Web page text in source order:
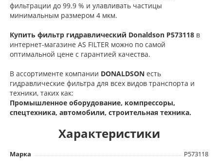
фильтрации до 99.9 % и улавливать частицы
минимальным размером 4 мкм.
Купить фильтр гидравлический Donaldson P573118 в
интернет-магазине AS FILTER можно по самой
оптимальной цене с гарантией качества.
В ассортименте компании DONALDSON есть
гидравлические фильтра для всех видов транспорта и
техники, таких как:
Промышленное оборудование, компрессоры,
спецтехника, автомобили, строительная техника.
Характеристики
Марка P573118